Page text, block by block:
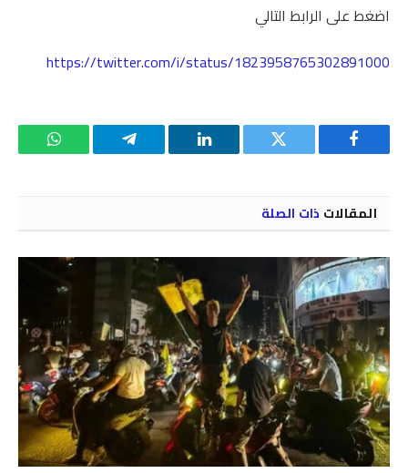
اضغط على الرابط التالي
https://twitter.com/i/status/1823958765302891000
فيسبوك تويتر لينكدإن تيلقرام واتساب
المقالات ذات الصلة